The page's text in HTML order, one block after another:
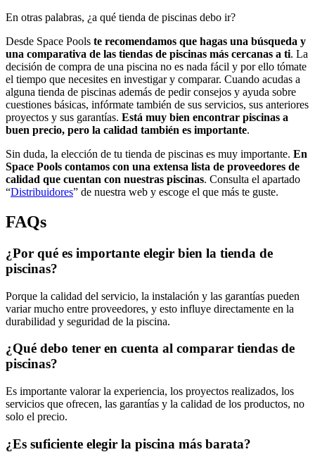
En otras palabras, ¿a qué tienda de piscinas debo ir?
Desde Space Pools te recomendamos que hagas una búsqueda y
una comparativa de las tiendas de piscinas más cercanas a ti. La
decisión de compra de una piscina no es nada fácil y por ello tómate
el tiempo que necesites en investigar y comparar. Cuando acudas a
alguna tienda de piscinas además de pedir consejos y ayuda sobre
cuestiones básicas, infórmate también de sus servicios, sus anteriores
proyectos y sus garantías. Está muy bien encontrar piscinas a
buen precio, pero la calidad también es importante.
Sin duda, la elección de tu tienda de piscinas es muy importante. En
Space Pools contamos con una extensa lista de proveedores de
calidad que cuentan con nuestras piscinas. Consulta el apartado
“Distribuidores” de nuestra web y escoge el que más te guste.
FAQs
¿Por qué es importante elegir bien la tienda de
piscinas?
Porque la calidad del servicio, la instalación y las garantías pueden
variar mucho entre proveedores, y esto influye directamente en la
durabilidad y seguridad de la piscina.
¿Qué debo tener en cuenta al comparar tiendas de
piscinas?
Es importante valorar la experiencia, los proyectos realizados, los
servicios que ofrecen, las garantías y la calidad de los productos, no
solo el precio.
¿Es suficiente elegir la piscina más barata?